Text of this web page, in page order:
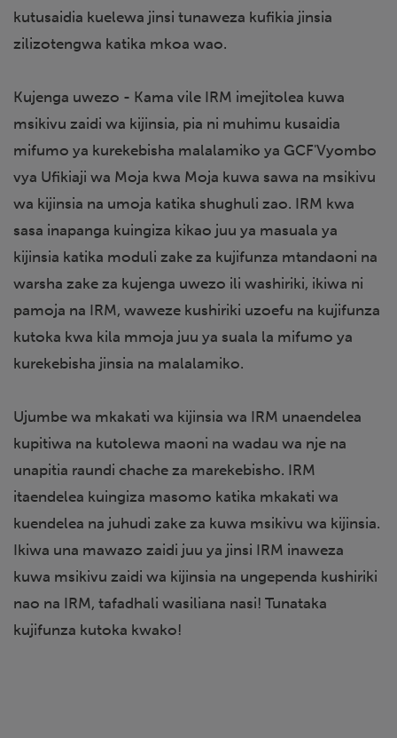
kutusaidia kuelewa jinsi tunaweza kufikia jinsia
zilizotengwa katika mkoa wao.
Kujenga uwezo - Kama vile IRM imejitolea kuwa
msikivu zaidi wa kijinsia, pia ni muhimu kusaidia
mifumo ya kurekebisha malalamiko ya GCF'Vyombo
vya Ufikiaji wa Moja kwa Moja kuwa sawa na msikivu
wa kijinsia na umoja katika shughuli zao. IRM kwa
sasa inapanga kuingiza kikao juu ya masuala ya
kijinsia katika moduli zake za kujifunza mtandaoni na
warsha zake za kujenga uwezo ili washiriki, ikiwa ni
pamoja na IRM, waweze kushiriki uzoefu na kujifunza
kutoka kwa kila mmoja juu ya suala la mifumo ya
kurekebisha jinsia na malalamiko.
Ujumbe wa mkakati wa kijinsia wa IRM unaendelea
kupitiwa na kutolewa maoni na wadau wa nje na
unapitia raundi chache za marekebisho. IRM
itaendelea kuingiza masomo katika mkakati wa
kuendelea na juhudi zake za kuwa msikivu wa kijinsia.
Ikiwa una mawazo zaidi juu ya jinsi IRM inaweza
kuwa msikivu zaidi wa kijinsia na ungependa kushiriki
nao na IRM, tafadhali wasiliana nasi! Tunataka
kujifunza kutoka kwako!